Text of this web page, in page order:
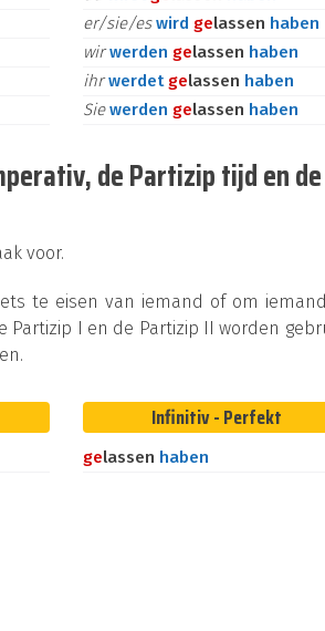
er/sie/eswird gelassen haben
wirwerden gelassen haben
ihrwerdet gelassen haben
Siewerden gelassen haben
de Partizip tijd en de
voor.
te eisen van iemand of om
Partizip I en de Partizip II worden
Infinitiv - Perfekt
gelassen haben